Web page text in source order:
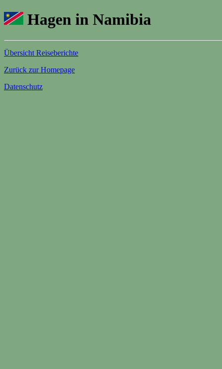
Hagen in Namibia
Übersicht Reiseberichte
Zurück zur Homepage
Datenschutz